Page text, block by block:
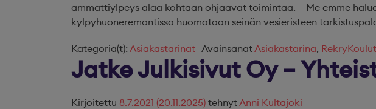
ammattiylpeys alaa kohtaan ohjaavat toimintaa. – Me emme
kylpyhuoneremontissa huomataan seinän vesieristeen
Kategoria(t): Asiakastarinat Avainsanat Asiakastarina,
Jatke Julkisivut Oy –
Kirjoitettu 8.7.2021 (20.11.2025) tehnyt Anni Kultajoki